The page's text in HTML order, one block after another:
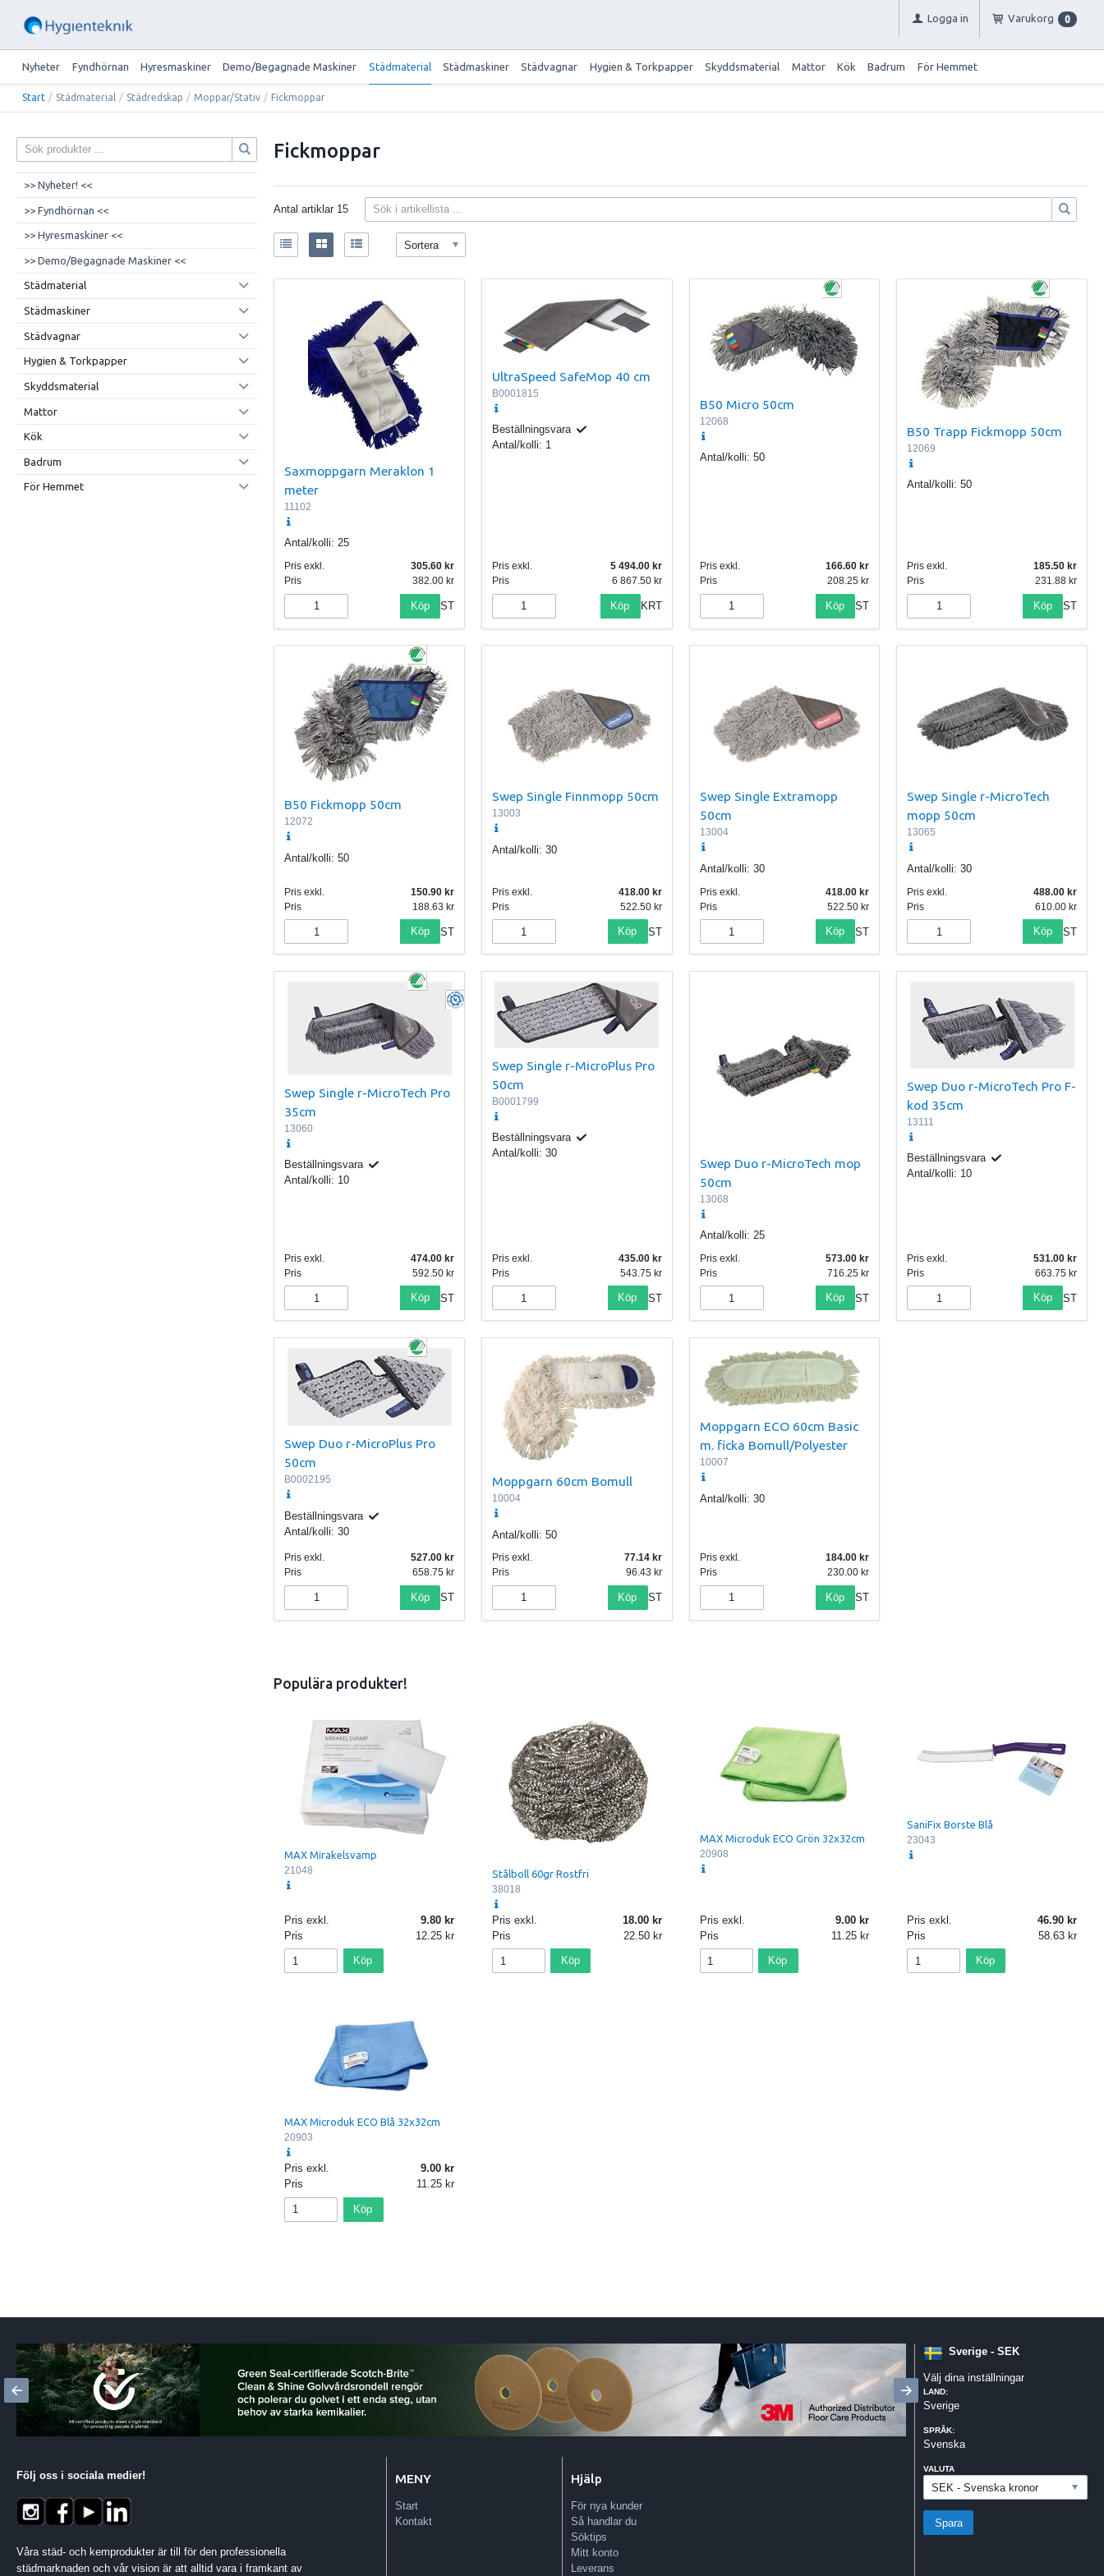
Logga in Varukorg 0
Nyheter Fyndhörnan Hyresmaskiner Demo/Begagnade Maskiner Städmaterial Städmaskiner Städvagnar Hygien & Torkpapper Skyddsmaterial Mattor Kök Badrum För Hemmet
Start / Städmaterial / Städredskap / Moppar/Stativ / Fickmoppar
>> Nyheter! <<
>> Fyndhörnan <<
>> Hyresmaskiner <<
>> Demo/Begagnade Maskiner <<
Städmaterial
Städmaskiner
Städvagnar
Hygien & Torkpapper
Skyddsmaterial
Mattor
Kök
Badrum
För Hemmet
Fickmoppar
Antal artiklar 15
Sortera
Saxmoppgarn Meraklon 1
meter
11102
Antal/kolli:25
Pris exkl.
305.60
Pris
382.00
Köp ST
UltraSpeed SafeMop 40 cm
B0001815
Beställningsvara
Antal/kolli: 1
Pris exkl.
5 494.00
Pris
6 867.50
Köp KRT
B50 Micro 50cm
12068
Antal/kolli: 50
Pris exkl.
166.60
Pris
208.25
Köp ST
B50 Trapp Fickmopp 50cm
12069
Antal/kolli:50
Pris exkl.
185.50
Pris
231.88
Köp ST
B50 Fickmopp 50cm
12072
Antal/kolli:50
Pris exkl.
150.90
Pris
188.63
Köp ST
Swep Single Finnmopp 50cm
13003
Antal/kolli: 30
Pris exkl.
418.00
Pris
522.50
Köp ST
Swep Single Extramopp
50cm
13004
Antal/kolli: 30
Pris exkl.
418.00
Pris
522.50
Köp ST
Swep Single r-MicroTech
mopp 50cm
13065
Antal/kolli:30
Pris exkl.
488.00
Pris
610.00
Köp ST
Swep Single r-MicroTech Pro
35cm
13060
Beställningsvara
Antal/kolli: 10
Pris exkl.
474.00
Pris
592.50
Köp ST
Swep Single r-MicroPlus Pro
50cm
B0001799
Beställningsvara
Antal/kolli: 30
Pris exkl.
435.00
Pris
543.75
Köp ST
Swep Duo r-MicroTech mop
50cm
13068
Antal/kolli: 25
Pris exkl.
573.00
Pris
716.25
Köp ST
Swep Duo r-MicroTech Pro F-
kod 35cm
13111
Beställningsvara
Antal/kolli: 10
Pris exkl.
531.00
Pris
663.75
Köp ST
Swep Duo r-MicroPlus Pro
50cm
B0002195
Beställningsvara
Antal/kolli:30
Pris exkl.
527.00
Pris
658.75
Köp ST
Moppgarn 60cm Bomull
10004
Antal/kolli: 50
Pris exkl.
77.14
Pris
96.43
Köp ST
Moppgarn ECO 60cm Basic
m. ficka Bomull/Polyester
10007
Antal/kolli: 30
Pris exkl.
184.00
Pris
230.00
Köp ST
Populära produkter!
MAX Mirakelsvamp
21048
Pris exkl.
9.80
Pris
12.25
Köp
Stålboll 60gr Rostfri
38018
Pris exkl.
18.00
Pris
22.50
Köp
MAX Microduk ECO Grön 32x32cm
20908
Pris exkl.
9.00
Pris
11.25
Köp
SaniFix Borste Blå
23043
Pris exkl.
46.90
Pris
58.63
Köp
MAX Microduk ECO Blå 32x32cm
20903
Pris exkl.
9.00
Pris
11.25
Köp
Följ oss i sociala medier!
Våra städ- och kemprodukter är till för den professionella
städmarknaden och vår vision är att alltid vara i framkant av
MENY
Start
Kontakt
Hjälp
För nya kunder
Så handlar du
Söktips
Mitt konto
Leverans
Sverige - SEK
Välj dina inställningar
LAND:
Sverige
SPRÅK:
Svenska
VALUTA